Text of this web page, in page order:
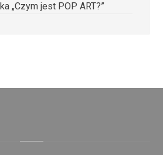
„Czym jest POP ART?”